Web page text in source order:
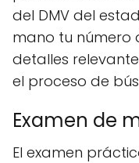
del DMV del
mano tu número
detalles
el proceso de
Examen de
El examen